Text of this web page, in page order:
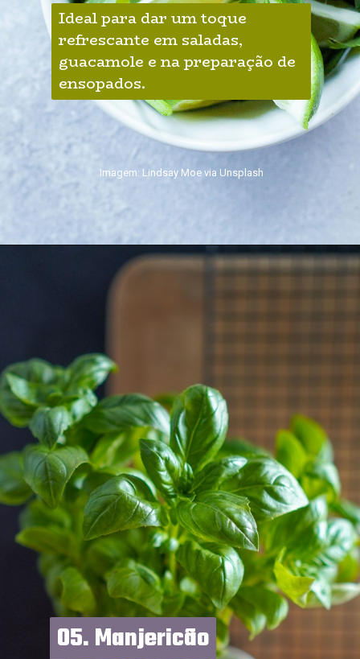
Ideal para dar um toque
refrescante em saladas,
guacamole e na preparação de
ensopados.
Imagem: Lindsay Moe via Unsplash
05. Manjericão
05. Manjericão